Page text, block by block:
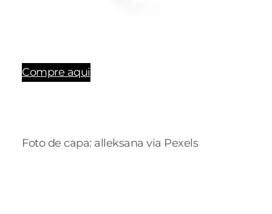
Compre aqui
Foto de capa: alleksana via Pexels